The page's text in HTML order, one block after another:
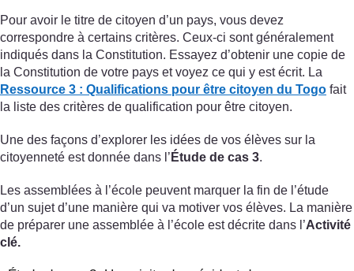
Pour avoir le titre de citoyen d’un pays, vous devez
correspondre à certains critères. Ceux-ci sont généralement
indiqués dans la Constitution. Essayez d’obtenir une copie de
la Constitution de votre pays et voyez ce qui y est écrit. La
Ressource 3 : Qualifications pour être citoyen du Togo fait
la liste des critères de qualification pour être citoyen.
Une des façons d’explorer les idées de vos élèves sur la
citoyenneté est donnée dans l’ Étude de cas 3.
Les assemblées à l’école peuvent marquer la fin de l’étude
d’un sujet d’une manière qui va motiver vos élèves. La manière
de préparer une assemblée à l’école est décrite dans l’Activité
clé.